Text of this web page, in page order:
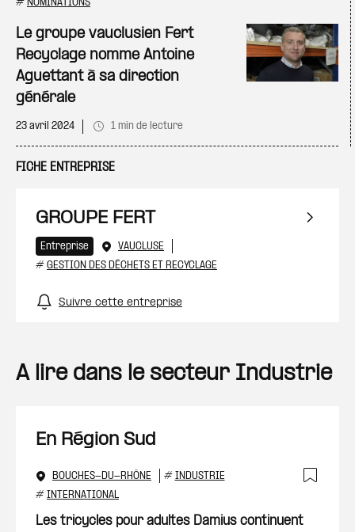
# NOMINATIONS
Le groupe vauclusien Fert
Recyclage nomme Antoine
Aguettant à sa direction
générale
23 avril 2024 1 min de lecture
FICHE ENTREPRISE
GROUPE FERT
Entreprise
VAUCLUSE
# GESTION DES DÉCHETS ET RECYCLAGE
Suivre cette entreprise
A lire dans le secteur Industrie
En Région Sud
BOUCHES-DU-RHÔNE # INDUSTRIE
# INTERNATIONAL
Les tricycles pour adultes Damius continuent